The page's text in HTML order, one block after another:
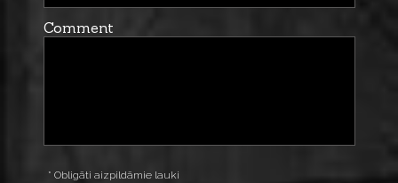
Comment
* Obligāti aizpildāmie lauki